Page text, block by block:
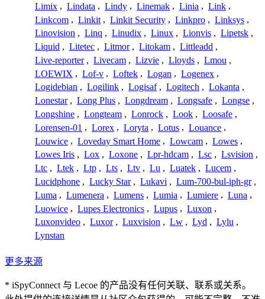
Limix , Lindata , Lindy , Linemak , Linia , Link ,
Linkcom , Linkit , Linkit Security , Linkpro , Linksys ,
Linovision , Linq , Linudix , Linux , Lionvis , Lipetsk ,
Liquid , Litetec , Litmor , Litokam , Littleadd ,
Live-reporter , Livecam , Lizvie , Lloyds , Lmou ,
LOEWIX , Lof-v , Loftek , Logan , Logenex ,
Logidebian , Logilink , Logisaf , Logitech , Lokanta ,
Lonestar , Long Plus , Longdream , Longsafe , Longse ,
Longshine , Longteam , Lonrock , Look , Loosafe ,
Lorensen-01 , Lorex , Loryta , Lotus , Louance ,
Louwice , Loveday Smart Home , Lowcam , Lowes ,
Lowes Iris , Lox , Loxone , Lpr-hdcam , Lsc , Lsvision ,
Ltc , Ltek , Ltp , Lts , Ltv , Lu , Luatek , Lucem ,
Lucidphone , Lucky Star , Lukavi , Lum-700-bul-iph-gr ,
Luma , Lumenera , Lumens , Lumia , Lumiere , Luna ,
Luowice , Lupes Electronics , Lupus , Luxon ,
Luxonvideo , Luxor , Luxvision , Lw , Lyd , Lylu ,
Lynstan
更多来源
* iSpyConnect 与 Lecoe 的产品没有任何关联、联系或关系。